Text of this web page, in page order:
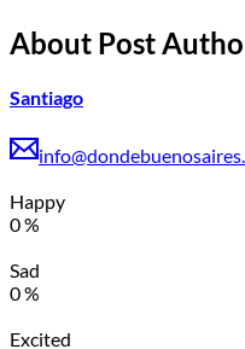
About Post
Santiago
Happy
0%
Sad
0%
Excited